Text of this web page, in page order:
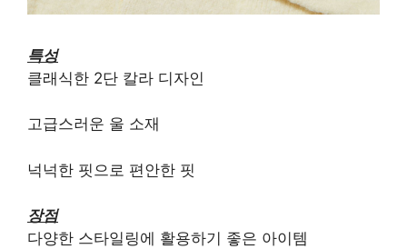
특성
클래식한 2단 칼라 디자인
고급스러운 울 소재
넉넉한 핏으로 편안한 핏
장점
다양한 스타일링에 활용하기 좋은 아이템